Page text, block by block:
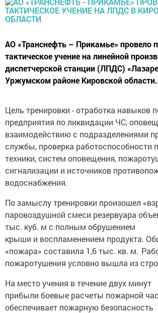
АО «Транснефть – Прикамье» провело
тактическое учение на линейной
диспетчерской станции (ЛПДС)
Уржумском районе Кировской области.
Цель тренировки - отработка навыков
предприятия по ликвидации ЧС,
взаимодействию с подразделениями
службы, проверка работоспособности
техники, систем оповещения,
сигнализации и источников
водоснабжения.
По замыслу тренировки произошел
паровоздушной смеси резервуара
тыс. куб. м с полным обрушением
крыши и воспламенением продукта.
«пожара» составила 1,6 тыс. кв. м.
пожаротушения условно вышла из
На место учения в течение двух минут
прибыли боевые расчеты пожарной
обеспечивает пожарную безопасность